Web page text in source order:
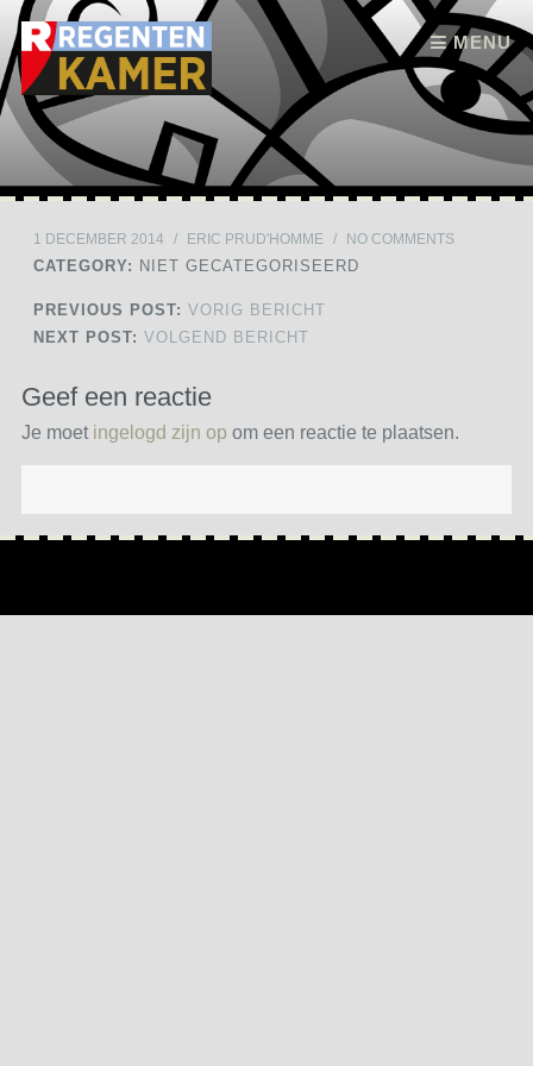
MENU
Skip to content
1 DECEMBER 2014 / ERIC PRUD'HOMME / NO COMMENTS
CATEGORY: NIET GECATEGORISEERD
PREVIOUS POST: VORIG BERICHT
NEXT POST: VOLGEND BERICHT
Geef een reactie
Je moet ingelogd zijn op om een reactie te plaatsen.